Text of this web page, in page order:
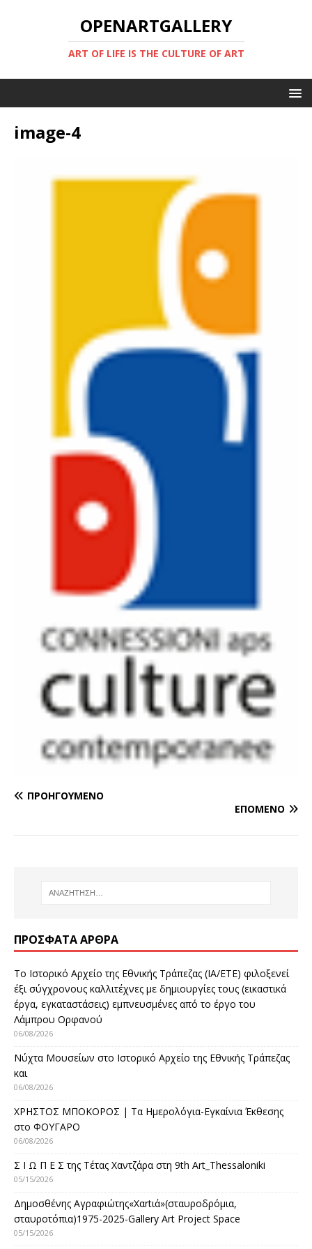
OPENARTGALLERY
ART OF LIFE IS THE CULTURE OF ART
image-4
ΠΡΟΗΓΟΎΜΕΝΟ
ΕΠΌΜΕΝΟ
ΠΡΌΣΦΑΤΑ ΆΡΘΡΑ
Το Ιστορικό Αρχείο της Εθνικής Τράπεζας (ΙΑ/ΕΤΕ) φιλοξενεί
έξι σύγχρονους καλλιτέχνες με δημιουργίες τους (εικαστικά
έργα, εγκαταστάσεις) εμπνευσμένες από το έργο του
Λάμπρου Ορφανού
06/08/2026
Νύχτα Μουσείων στο Ιστορικό Αρχείο της Εθνικής Τράπεζας
και
06/08/2026
ΧΡΗΣΤΟΣ ΜΠΟΚΟΡΟΣ | Τα Ημερολόγια-Εγκαίνια Έκθεσης
στο ΦΟΥΓΑΡΟ
06/08/2026
Σ Ι Ω Π Ε Σ της Τέτας Χαντζάρα στη 9th Art_Thessaloniki
05/15/2026
Δημοσθένης Αγραφιώτης«Xαrtιά»(σταυροδρόμια,
σταυροτόπια)1975-2025-Gallery Art Project Space
05/15/2026